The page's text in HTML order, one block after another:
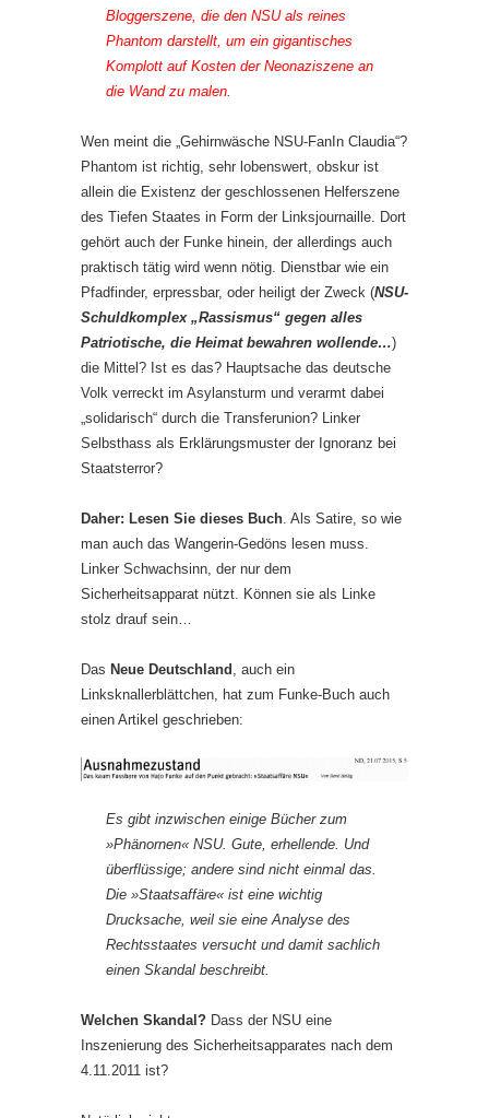
Bloggerszene, die den NSU als reines
Phantom darstellt, um ein gigantisches
Komplott auf Kosten der Neonaziszene an
die Wand zu malen.
Wen meint die „Gehirnwäsche NSU-FanIn Claudia“?
Phantom ist richtig, sehr lobenswert, obskur ist
allein die Existenz der geschlossenen Helferszene
des Tiefen Staates in Form der Linksjournaille. Dort
gehört auch der Funke hinein, der allerdings auch
praktisch tätig wird wenn nötig. Dienstbar wie ein
Pfadfinder, erpressbar, oder heiligt der Zweck (NSU-
Schuldkomplex „Rassismus“ gegen alles
Patriotische, die Heimat bewahren wollende…)
die Mittel? Ist es das? Hauptsache das deutsche
Volk verreckt im Asylansturm und verarmt dabei
„solidarisch“ durch die Transferunion? Linker
Selbsthass als Erklärungsmuster der Ignoranz bei
Staatsterror?
Daher: Lesen Sie dieses Buch . Als Satire, so wie
man auch das Wangerin-Gedöns lesen muss.
Linker Schwachsinn, der nur dem
Sicherheitsapparat nützt. Können sie als Linke
stolz drauf sein…
Das Neue Deutschland , auch ein
Linksknallerblättchen, hat zum Funke-Buch auch
einen Artikel geschrieben:
Es gibt inzwischen einige Bücher zum
»Phänornen« NSU. Gute, erhellende. Und
überflüssige; andere sind nicht einmal das.
Die »Staatsaffäre« ist eine wichtig
Drucksache, weil sie eine Analyse des
Rechtsstaates versucht und damit sachlich
einen Skandal beschreibt.
Welchen Skandal? Dass der NSU eine
Inszenierung des Sicherheitsapparates nach dem
4.11.2011 ist?